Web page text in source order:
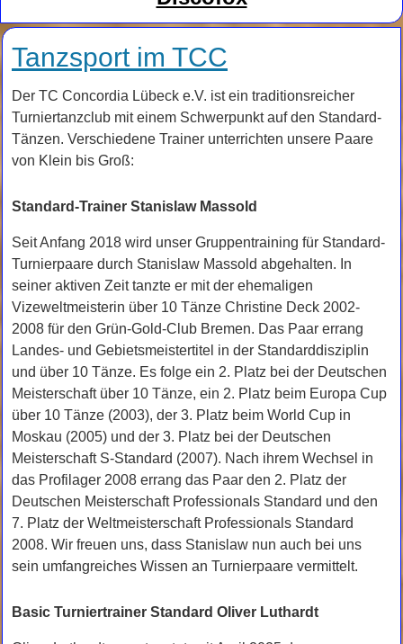
Tanzsport im TCC
Der TC Concordia Lübeck e.V. ist ein traditionsreicher
Turniertanzclub mit einem Schwerpunkt auf den Standard-
Tänzen. Verschiedene Trainer unterrichten unsere Paare
von Klein bis Groß:
Standard-Trainer Stanislaw Massold
Seit Anfang 2018 wird unser Gruppentraining für Standard-
Turnierpaare durch Stanislaw Massold abgehalten. In
seiner aktiven Zeit tanzte er mit der ehemaligen
Vizeweltmeisterin über 10 Tänze Christine Deck 2002-
2008 für den Grün-Gold-Club Bremen. Das Paar errang
Landes- und Gebietsmeistertitel in der Standarddisziplin
und über 10 Tänze. Es folge ein 2. Platz bei der Deutschen
Meisterschaft über 10 Tänze, ein 2. Platz beim Europa Cup
über 10 Tänze (2003), der 3. Platz beim World Cup in
Moskau (2005) und der 3. Platz bei der Deutschen
Meisterschaft S-Standard (2007). Nach ihrem Wechsel in
das Profilager 2008 errang das Paar den 2. Platz der
Deutschen Meisterschaft Professionals Standard und den
7. Platz der Weltmeisterschaft Professionals Standard
2008. Wir freuen uns, dass Stanislaw nun auch bei uns
sein umfangreiches Wissen an Turnierpaare vermittelt.
Basic Turniertrainer Standard Oliver Luthardt